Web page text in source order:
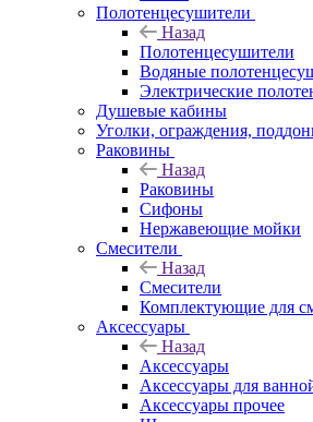
Полотенцесушители
Назад
Полотенцесушители
Водяные
Электрические
Душевые кабины
Уголки, ограждения,
Раковины
Назад
Раковины
Сифоны
Нержавеющие мойки
Смесители
Назад
Смесители
Комплектующие для
Аксессуары
Назад
Аксессуары
Аксессуары для
Аксессуары прочее